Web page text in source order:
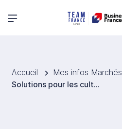
Menu principal
Accueil
Mes infos Marchés
Solutions pour les cultures végétales au Brésil